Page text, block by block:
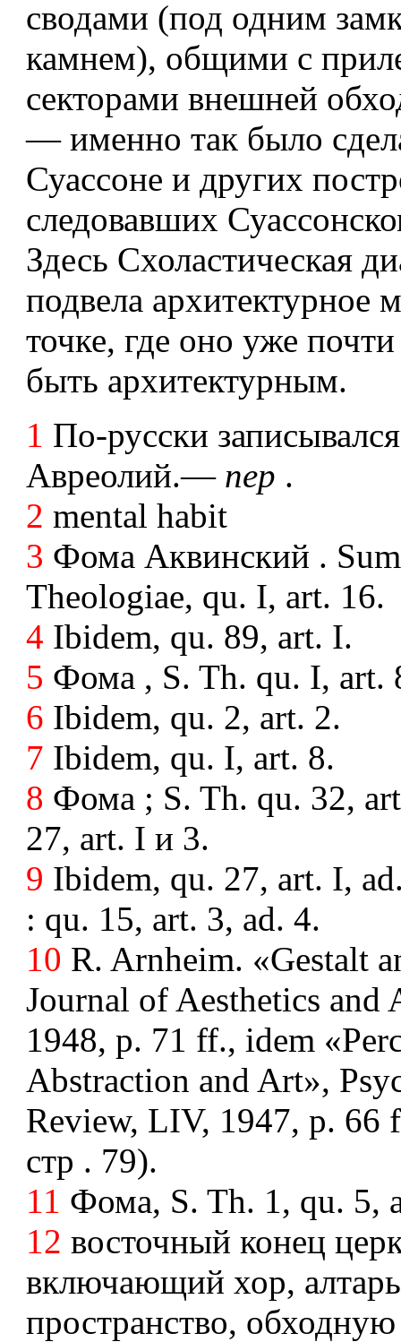
сводами (под одним
камнем), общими с
секторами внешней
— именно так было
Суассоне и других
следовавших
Здесь Схоластическая
подвела архитектурное
точке, где оно уже
быть архитектурным.
1 По-русски
Авреолий.— пер .
2 mental habit
3 Фома Аквинский .
Theologiae, qu. I, art. 16.
4 Ibidem, qu. 89, art. I.
5 Фома , S. Th. qu. I, art.
6 Ibidem, qu. 2, art. 2.
7 Ibidem, qu. I, art. 8.
8 Фома ; S. Th. qu. 32,
27, art. I и 3.
9 Ibidem, qu. 27, art. I,
: qu. 15, art. 3, ad. 4.
10 R. Arnheim. «Gestalt
Journal of Aesthetics
1948, p. 71 ff., idem
Abstraction and Art»,
Review, LIV, 1947, p. 66
стр . 79).
11 Фома, S. Th. 1, qu. 5,
12 восточный конец
включающий хор,
пространство,